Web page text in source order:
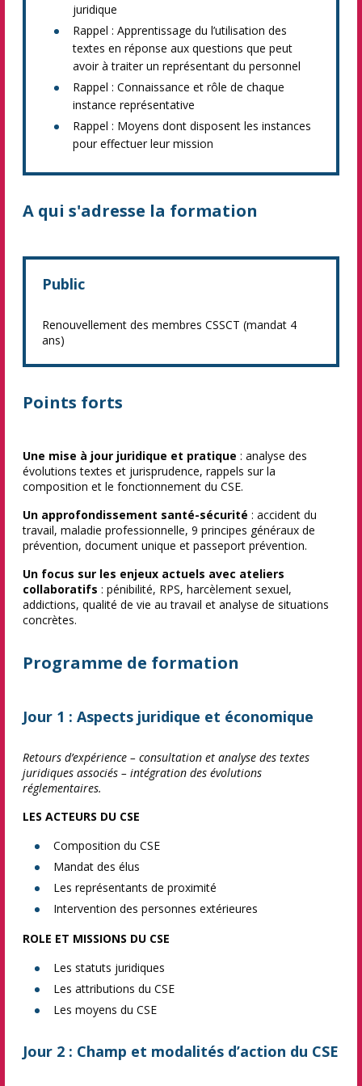
juridique
Rappel : Apprentissage du l’utilisation des
textes en réponse aux questions que peut
avoir à traiter un représentant du personnel
Rappel : Connaissance et rôle de chaque
instance représentative
Rappel : Moyens dont disposent les instances
pour effectuer leur mission
A qui s'adresse la formation
Public
Renouvellement des membres CSSCT (mandat 4
ans)
Points forts
Une mise à jour juridique et pratique : analyse des
évolutions textes et jurisprudence, rappels sur la
composition et le fonctionnement du CSE.
Un approfondissement santé-sécurité : accident du
travail, maladie professionnelle, 9 principes généraux de
prévention, document unique et passeport prévention.
Un focus sur les enjeux actuels avec ateliers
collaboratifs : pénibilité, RPS, harcèlement sexuel,
addictions, qualité de vie au travail et analyse de situations
concrètes.
Programme de formation
Jour 1 : Aspects juridique et économique
Retours d’expérience – consultation et analyse des textes
juridiques associés – intégration des évolutions
réglementaires.
LES ACTEURS DU CSE
Composition du CSE
Mandat des élus
Les représentants de proximité
Intervention des personnes extérieures
ROLE ET MISSIONS DU CSE
Les statuts juridiques
Les attributions du CSE
Les moyens du CSE
Jour 2 : Champ et modalités d’action du CSE